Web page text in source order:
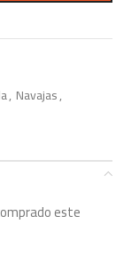
, Navajas,
este